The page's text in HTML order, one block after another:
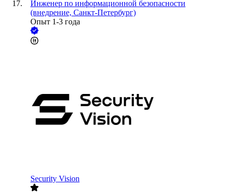
Инженер по информационной безопасности
(внедрение, Санкт-Петербург)
Опыт 1-3 года
Security Vision